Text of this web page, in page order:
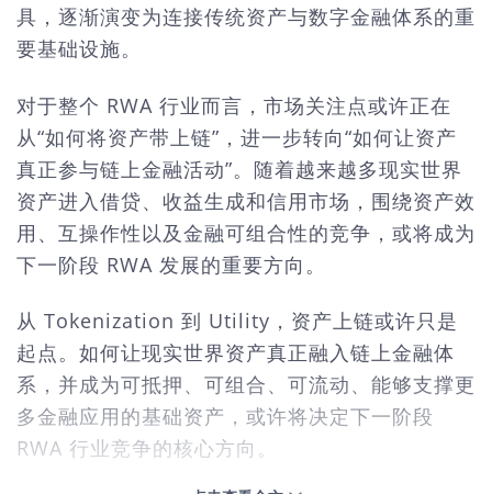
具，逐渐演变为连接传统资产与数字金融体系的重
要基础设施。
对于整个 RWA 行业而言，市场关注点或许正在
从“如何将资产带上链”，进一步转向“如何让资产
真正参与链上金融活动”。随着越来越多现实世界
资产进入借贷、收益生成和信用市场，围绕资产效
用、互操作性以及金融可组合性的竞争，或将成为
下一阶段 RWA 发展的重要方向。
从 Tokenization 到 Utility，资产上链或许只是
起点。如何让现实世界资产真正融入链上金融体
系，并成为可抵押、可组合、可流动、能够支撑更
多金融应用的基础资产，或许将决定下一阶段
RWA 行业竞争的核心方向。